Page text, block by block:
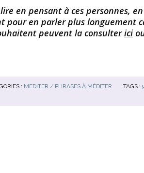
en pensant à ces personnes,
pour en parler plus longuement
peuvent la consulterici
: MEDITER / PHRASES À MÉDITER TAGS :